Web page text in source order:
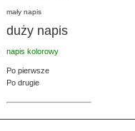
mały napis
duży napis
napis kolorowy
Po pierwsze
Po drugie